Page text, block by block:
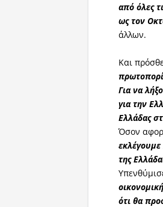
από όλες
ως τον
άλλων.
Και
Για να
για την
Ελλάδας
Όσον
της
ότι θα